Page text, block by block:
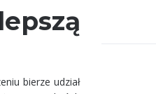
bierze udział